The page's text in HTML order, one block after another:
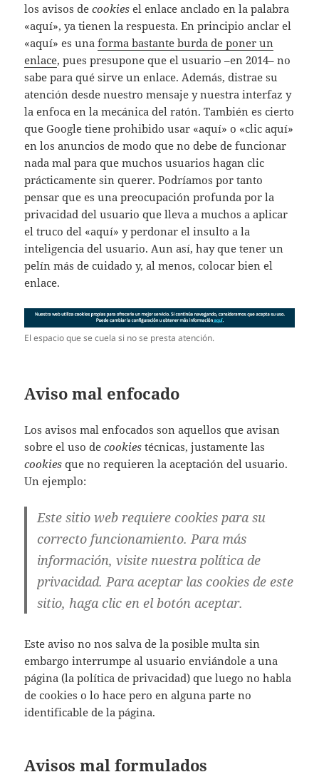
los avisos decookies el enlace anclado en la palabra
«aquí», ya tienen la respuesta. En principio anclar el
«aquí» es unaforma bastante burda de poner un
enlace, pues presupone que el usuario –en 2014– no
sabe para qué sirve un enlace. Además, distrae su
atención desde nuestro mensaje y nuestra interfaz y
la enfoca en la mecánica del ratón. También es cierto
que Google tiene prohibido usar «aquí» o «clic aquí»
en los anuncios de modo que no debe de funcionar
nada mal para que muchos usuarios hagan clic
prácticamente sin querer. Podríamos por tanto
pensar que es una preocupación profunda por la
privacidad del usuario que lleva a muchos a aplicar
el truco del «aquí» y perdonar el insulto a la
inteligencia del usuario. Aun así, hay que tener un
pelín más de cuidado y, al menos, colocar bien el
enlace.
El espacio que se cuela si no se presta atención.
Aviso mal enfocado
Los avisos mal enfocados son aquellos que avisan
sobre el uso decookies técnicas, justamente las
cookies que no requieren la aceptación del usuario.
Un ejemplo:
Este sitio web requiere cookies para su
correcto funcionamiento. Para más
información, visite nuestra política de
privacidad. Para aceptar las cookies de este
sitio, haga clic en el botón aceptar.
Este aviso no nos salva de la posible multa sin
embargo interrumpe al usuario enviándole a una
página (la política de privacidad) que luego no habla
de cookies o lo hace pero en alguna parte no
identificable de la página.
Avisos mal formulados